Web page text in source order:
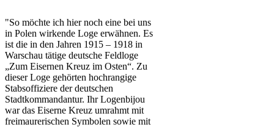
"So möchte ich hier noch eine bei uns
in Polen wirkende Loge erwähnen. Es
ist die in den Jahren 1915 – 1918 in
Warschau tätige deutsche Feldloge
„Zum Eisernen Kreuz im Osten“. Zu
dieser Loge gehörten hochrangige
Stabsoffiziere der deutschen
Stadtkommandantur. Ihr Logenbijou
war das Eiserne Kreuz umrahmt mit
freimaurerischen Symbolen sowie mit